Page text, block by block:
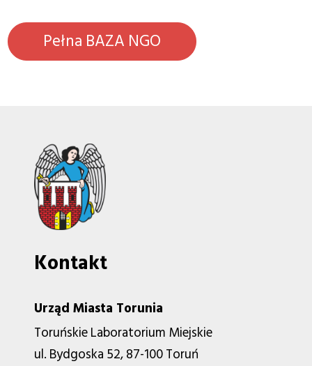
Pełna BAZA NGO
Kontakt
Urząd Miasta Torunia
Toruńskie Laboratorium Miejskie
ul. Bydgoska 52, 87-100 Toruń